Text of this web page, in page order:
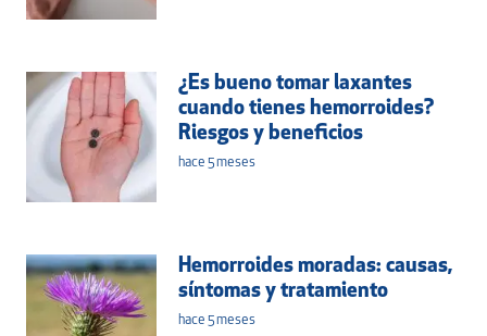
¿Es bueno tomar laxantes
cuando tienes hemorroides?
Riesgos y beneficios
hace 5 meses
Hemorroides moradas: causas,
síntomas y tratamiento
hace 5 meses